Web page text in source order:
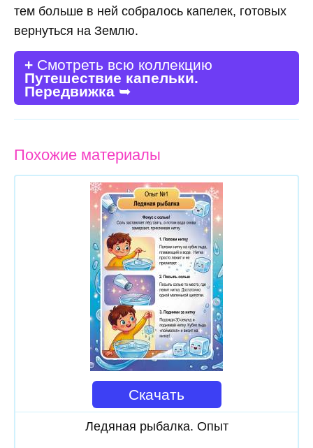
тем больше в ней собралось капелек, готовых
вернуться на Землю.
+ Смотреть всю коллекцию
Путешествие капельки.
Передвижка ➥
Похожие материалы
Скачать
Ледяная рыбалка. Опыт